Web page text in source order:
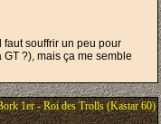
souffrir un peu pour
?), mais ça me semble
1er - Roi des Trolls (Kastar 60)